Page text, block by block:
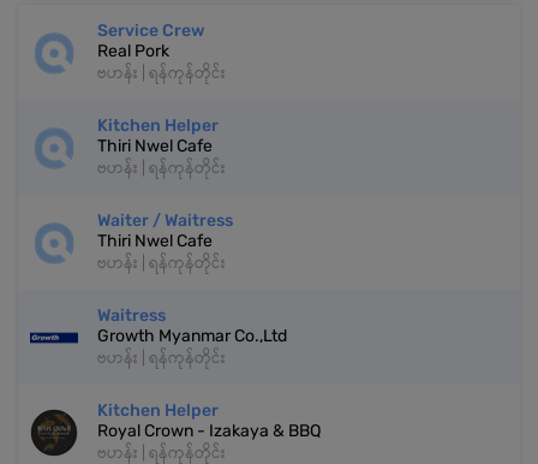
Service Crew
Real Pork
ဗဟန်း | ရန်ကုန်တိုင်း
Kitchen Helper
Thiri Nwel Cafe
ဗဟန်း | ရန်ကုန်တိုင်း
Waiter / Waitress
Thiri Nwel Cafe
ဗဟန်း | ရန်ကုန်တိုင်း
Waitress
Growth Myanmar Co.,Ltd
ဗဟန်း | ရန်ကုန်တိုင်း
Kitchen Helper
Royal Crown - Izakaya & BBQ
ဗဟန်း | ရန်ကုန်တိုင်း